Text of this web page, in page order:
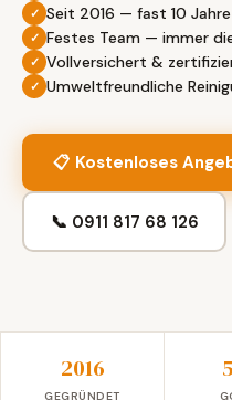
Seit 2016 — fast 10
Festes Team — immer
Vollversichert &
Umweltfreundliche
📋 Kostenloses
📞 0911 817 68 126
2016
GEGRÜNDET